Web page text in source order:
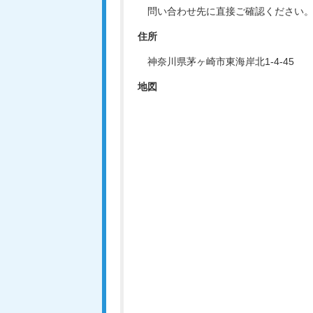
問い合わせ先に直接ご確認ください。
住所
神奈川県茅ヶ崎市東海岸北1-4-45
地図